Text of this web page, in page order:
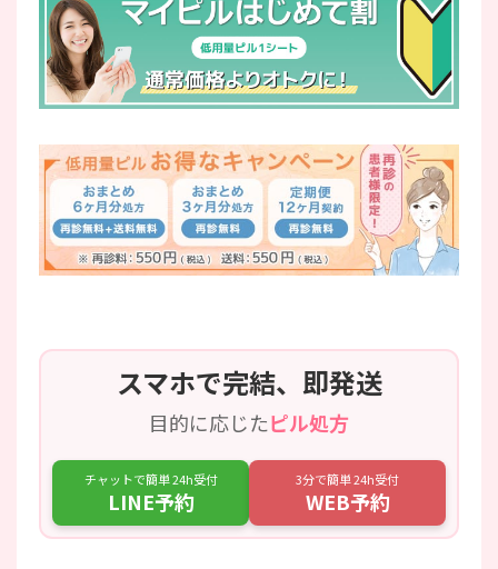
スマホで完結、即発送
目的に応じたピル処方
チャットで簡単 24h受付
LINE予約
3分で簡単 24h受付
WEB予約